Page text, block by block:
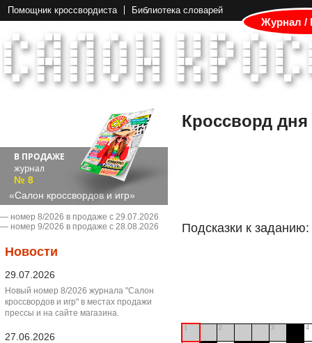
Помощник кроссвордиста Библиотека словарей
Журнал /
В ПРОДАЖЕ
журнал
№ 8
«Салон кроссвордов и игр»
― номер 8/2026 в продаже с 29.07.2026
― номер 9/2026 в продаже с 28.08.2026
Новости
29.07.2026
Новый номер 8/2026 журнала "Салон
кроссвордов и игр" в местах продажи
прессы и на сайте магазина.
27.06.2026
Кроссворд дня
Подсказки к заданию:
1 2 3 4